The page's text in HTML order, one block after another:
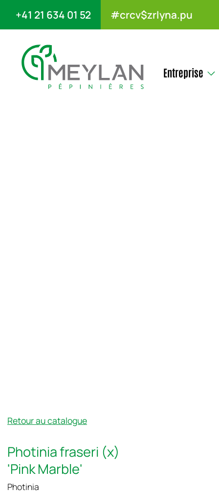
+41 21 634 01 52 #crcv$zrlyna.pu
Entreprise
Retour au catalogue
Photinia fraseri (x)
'Pink Marble'
Photinia